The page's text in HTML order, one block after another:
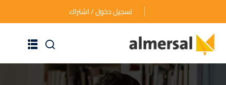
تسجيل دخول / اشتراك
الرئيسية